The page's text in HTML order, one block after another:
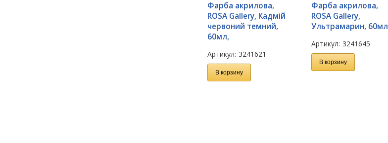
Фарба акрилова,
ROSA Gallery, Кадмій
червоний темний,
60мл,
Артикул: 3241621
В корзину
Фарба акрилова,
ROSA Gallery,
Ультрамарин, 60мл
Артикул: 3241645
В корзину